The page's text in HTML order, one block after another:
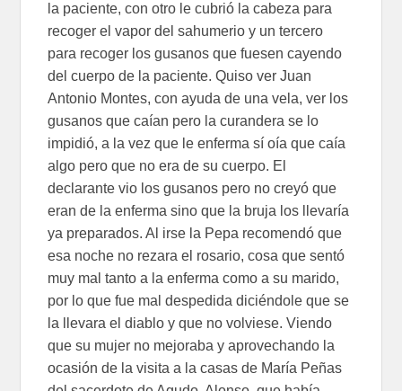
la paciente, con otro le cubrió la cabeza para
recoger el vapor del sahumerio y un tercero
para recoger los gusanos que fuesen cayendo
del cuerpo de la paciente. Quiso ver Juan
Antonio Montes, con ayuda de una vela, ver los
gusanos que caían pero la curandera se lo
impidió, a la vez que le enferma sí oía que caía
algo pero que no era de su cuerpo. El
declarante vio los gusanos pero no creyó que
eran de la enferma sino que la bruja los llevaría
ya preparados. Al irse la Pepa recomendó que
esa noche no rezara el rosario, cosa que sentó
muy mal tanto a la enferma como a su marido,
por lo que fue mal despedida diciéndole que se
la llevara el diablo y que no volviese. Viendo
que su mujer no mejoraba y aprovechando la
ocasión de la visita a la casas de María Peñas